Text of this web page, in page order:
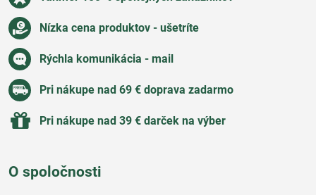
Nízka cena produktov - ušetríte
Rýchla komunikácia - mail
Pri nákupe nad 69 € doprava zadarmo
Pri nákupe nad 39 € darček na výber
O spoločnosti